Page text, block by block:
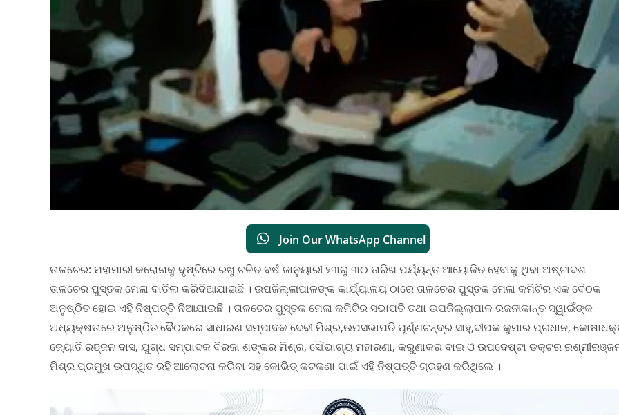
Join Our WhatsApp Channel
ତାଳଚେର: ମହାମାରୀ କରୋନାକୁ ଦୃଷ୍ଟିରେ ରଖୁ ଚଳିତ ବର୍ଷ ଜାନୁୟାରୀ ୨୩ରୁ ୩୦ ତାରିଖ ପର୍ଯ୍ୟନ୍ତ ଆୟୋଜିତ ହେବାକୁ ଥିବା ଅଷ୍ଟାଦଶ
ତାଳଚେର ପୁସ୍ତକ ମେଳା ବାତିଲ କରିଦିଆଯାଇଛି । ଉପଜିଲ୍ଲାପାଳଙ୍କ କାର୍ଯ୍ୟାଳୟ ଠାରେ ତାଳଚେର ପୁସ୍ତକ ମେଳା କମିଟିର ଏକ ବୈଠକ
ଅନୁଷ୍ଠିତ ହୋଇ ଏହି ନିଷ୍ପତ୍ତି ନିଆଯାଇଛି । ତାଳଚେର ପୁସ୍ତକ ମେଳା କମିଟିର ସଭାପତି ତଥା ଉପଜିଲ୍ଲାପାଳ ରଜନୀକାନ୍ତ ସ୍ୱାଇଁଙ୍କ
ଅଧ୍ୟକ୍ଷତାରେ ଅନୁଷ୍ଠିତ ବୈଠକରେ ସାଧାରଣ ସମ୍ପାଦକ ଦେବୀ ମିଶ୍ର,ଉପସଭାପତି ପୂର୍ଣ୍ଣଚନ୍ଦ୍ର ସାହୁ,ଦୀପକ କୁମାର ପ୍ରଧାନ,
ଜ୍ୟୋତି ରଞ୍ଜନ ଦାସ, ଯୁଗ୍ଧ ସମ୍ପାଦକ ବିରଜା ଶଙ୍କର ମିଶ୍ର, ସୌଭାଗ୍ୟ ମହାରଣା, କରୁଣାକର ବାଇ ଓ ଉପଦେଷ୍ଟା ଡକ୍ଟର
ମିଶ୍ର ପ୍ରମୁଖ ଉପସ୍ଥିତ ରହି ଆଲୋଚନା କରିବା ସହ କୋଭିତ୍ କଟକଣା ପାଇଁ ଏହି ନିଷ୍ପତ୍ତି ଗ୍ରହଣ କରିଥିଲେ ।